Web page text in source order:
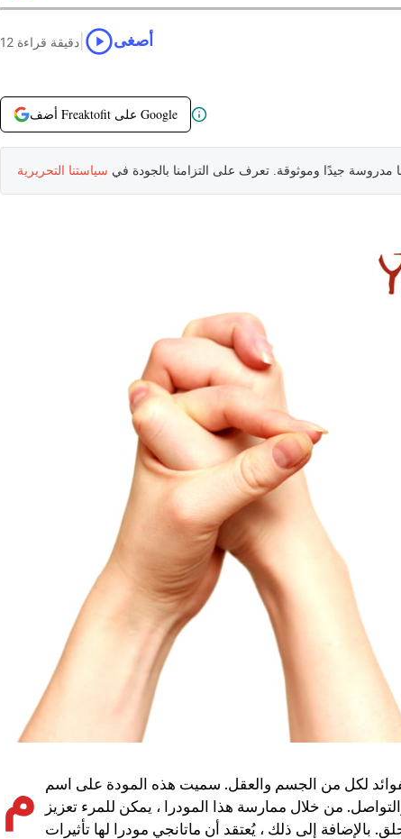
12 دقيقة قراءة أصغى
أضف Freaktofit على Google
مدروسة جيدًا وموثوقة. تعرف على التزامنا بالجودة في سياستنا التحريرية
م
لكل من الجسم والعقل. سميت هذه المودة على اسم
من خلال ممارسة هذا المودرا ، يمكن للمرء تعزيز
بالإضافة إلى ذلك ، يُعتقد أن ماتانجي مودرا لها تأثيرات
الوقت المناسب لممارسة التمارين 🔥